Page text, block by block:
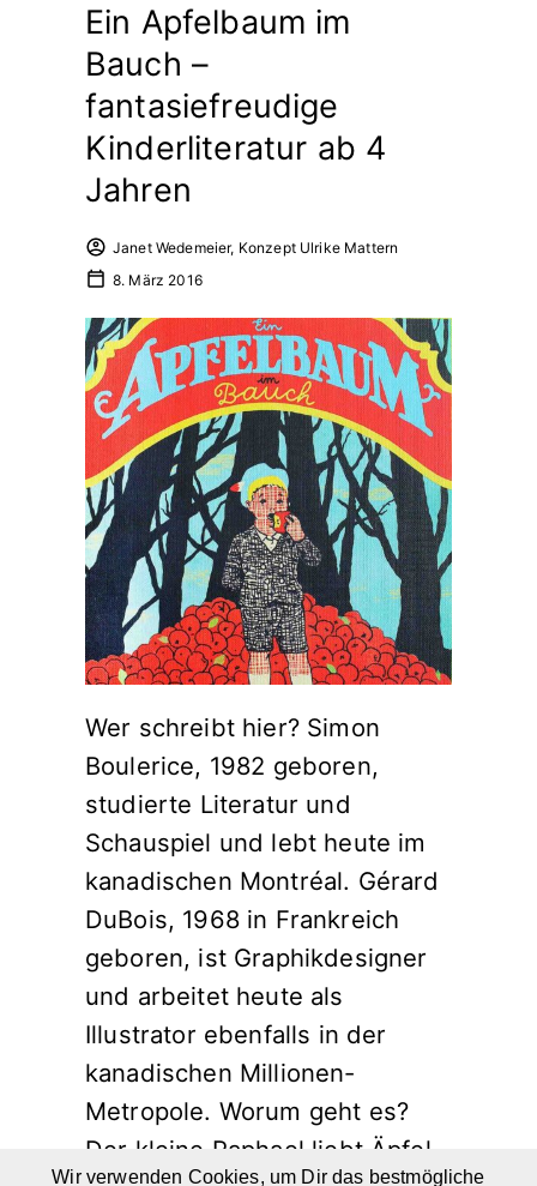
Ein Apfelbaum im
Bauch –
fantasiefreudige
Kinderliteratur ab 4
Jahren
Janet Wedemeier, Konzept Ulrike Mattern
8. März 2016
Wer schreibt hier? Simon
Boulerice, 1982 geboren,
studierte Literatur und
Schauspiel und lebt heute im
kanadischen Montréal. Gérard
DuBois, 1968 in Frankreich
geboren, ist Graphikdesigner
und arbeitet heute als
Illustrator ebenfalls in der
kanadischen Millionen-
Metropole. Worum geht es?
Der kleine Raphael liebt Äpfel.
Wir verwenden Cookies, um Dir das bestmögliche